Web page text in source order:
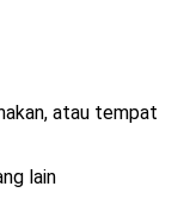
atau tempat
lain